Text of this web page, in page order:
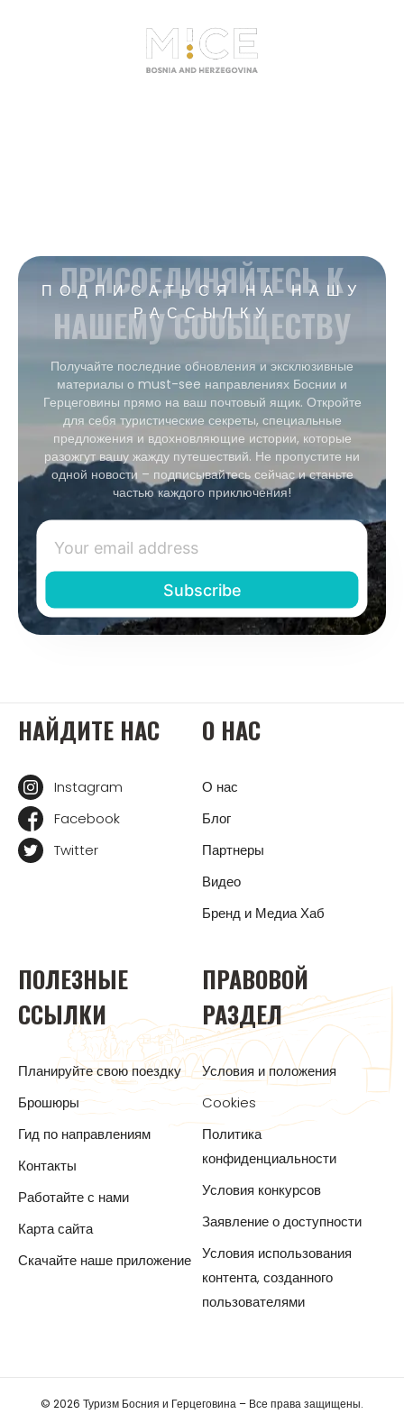
ПОДПИСАТЬСЯ НА НАШУ
РАССЫЛКУ
ПРИСОЕДИНЯЙТЕСЬ К
НАШЕМУ СООБЩЕСТВУ
Получайте последние обновления и эксклюзивные
материалы о must-see направлениях Боснии и
Герцеговины прямо на ваш почтовый ящик. Откройте
для себя туристические секреты, специальные
предложения и вдохновляющие истории, которые
разожгут вашу жажду путешествий. Не пропустите ни
одной новости – подписывайтесь сейчас и станьте
частью каждого приключения!
НАЙДИТЕ НАС
Instagram
Facebook
Twitter
О НАС
О нас
Блог
Партнеры
Видео
Бренд и Медиа Хаб
ПОЛЕЗНЫЕ
ССЫЛКИ
Планируйте свою поездку
Брошюры
Гид по направлениям
Контакты
Работайте с нами
Карта сайта
Скачайте наше приложение
ПРАВОВОЙ
РАЗДЕЛ
Условия и положения
Cookies
Политика
конфиденциальности
Условия конкурсов
Заявление о доступности
Условия использования
контента, созданного
пользователями
© 2026 Туризм Босния и Герцеговина – Все права защищены.